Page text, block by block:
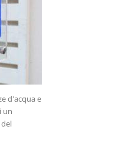
d'acqua e
un
del